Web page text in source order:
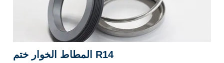
المطاط الخوار ختم R14